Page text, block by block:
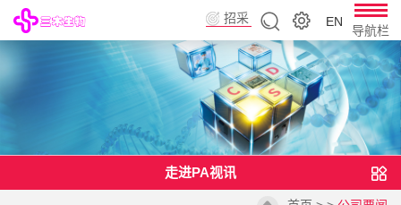
EN
招采
导航栏
走进PA视讯